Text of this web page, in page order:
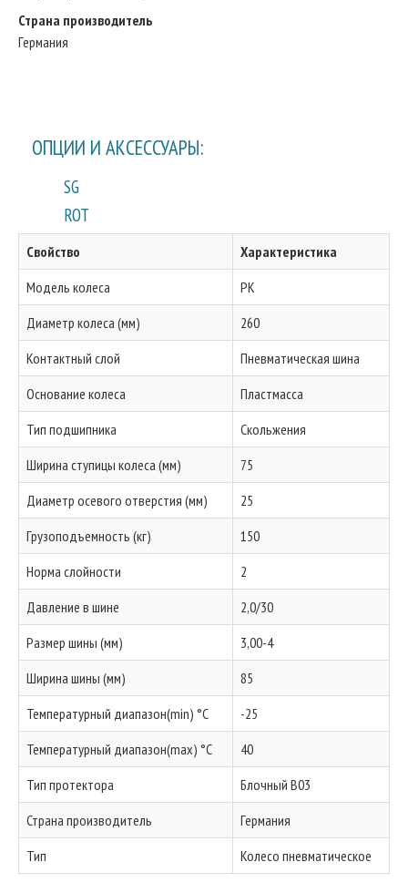
Страна производитель
Германия
ОПЦИИ И АКСЕССУАРЫ:
SG
ROT
Свойство
Характеристика
Модель колеса
PK
Диаметр колеса (мм)
260
Контактный слой
Пневматическая шина
Основание колеса
Пластмасса
Тип подшипника
Скольжения
Ширина ступицы колеса (мм)
75
Диаметр осевого отверстия (мм)
25
Грузоподъемность (кг)
150
Норма слойности
2
Давление в шине
2,0/30
Размер шины (мм)
3,00-4
Ширина шины (мм)
85
Температурный диапазон(min) °C
-25
Температурный диапазон(max) °C
40
Тип протектора
Блочный B03
Страна производитель
Германия
Тип
Колесо пневматическое